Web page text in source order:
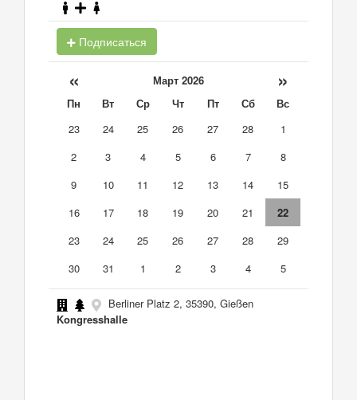
Подписаться
« Март 2026 »
Пн Вт Ср Чт Пт Сб
Вс
23
24 25 26 27 28
1
2
3 4 5 6 7
8
9
10 11 12 13 14
15
16
17 18 19 20 21
22
23
24 25 26 27 28
29
30
31 1 2 3 4 5
Berliner Platz 2, 35390, Gießen
Kongresshalle